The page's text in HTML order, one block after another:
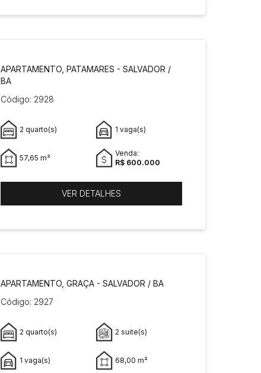
APARTAMENTO, PATAMARES - SALVADOR /
BA
Código: 2928
2 quarto(s) 1 vaga(s)
57,65 m²
Venda:
R$ 600.000
VER DETALHES
APARTAMENTO, GRAÇA - SALVADOR / BA
Código: 2927
2 quarto(s) 2 suite(s)
1 vaga(s) 68,00 m²